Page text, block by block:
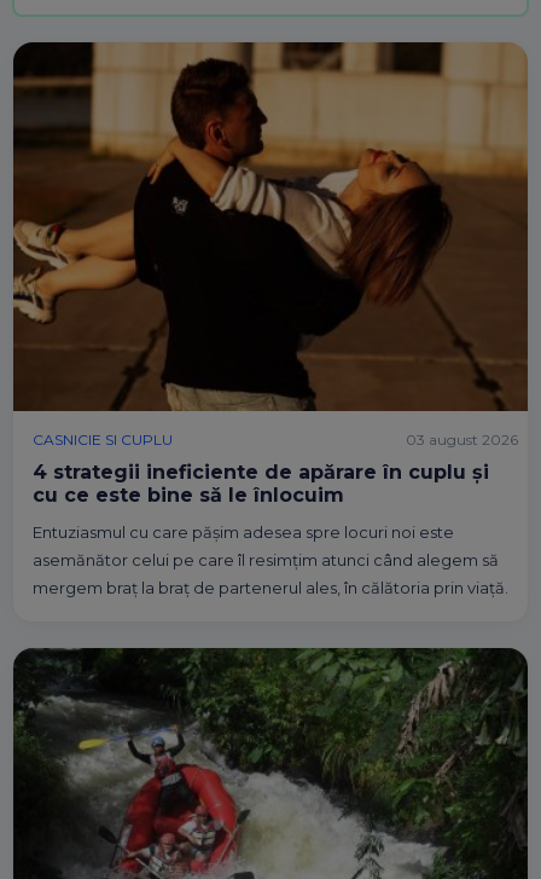
CASNICIE SI CUPLU
4 strategii ineficiente de apărare în cuplu și
cu ce este bine să le înlocuim
Entuziasmul cu care pășim adesea spre locuri noi este
asemănător celui pe care îl resimțim atunci când alegem să
mergem braț la braț de partenerul ales, în călătoria prin viață.
03 august 2026